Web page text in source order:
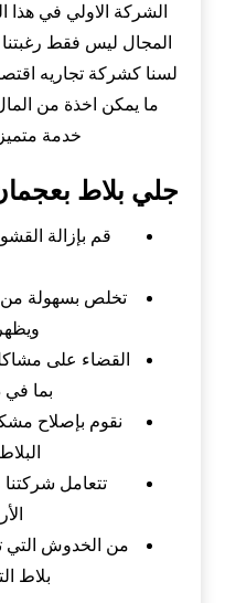
الشركة الاولي في هذا
المجال ليس فقط
لسنا كشركة تجاريه
ما يمكن اخذة من
خدمة
جلي بلاط
قم بإزالة
تخلص بسهولة من
القضاء على
بما في
نقوم بإصلاح
تتعامل
من الخدوش التي
بلاط